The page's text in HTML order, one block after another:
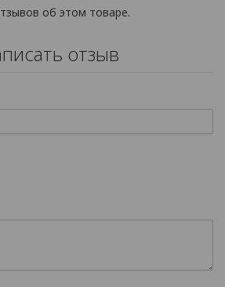
об этом товаре.
отзыв